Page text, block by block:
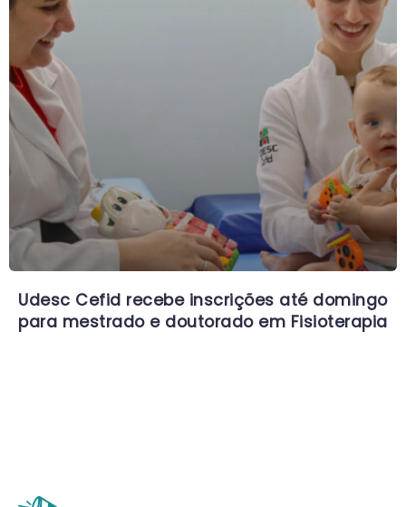
Udesc Cefid recebe inscrições até domingo
para mestrado e doutorado em Fisioterapia